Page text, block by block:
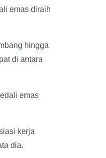
emas diraih
hingga
di antara
emas
kerja
dia.